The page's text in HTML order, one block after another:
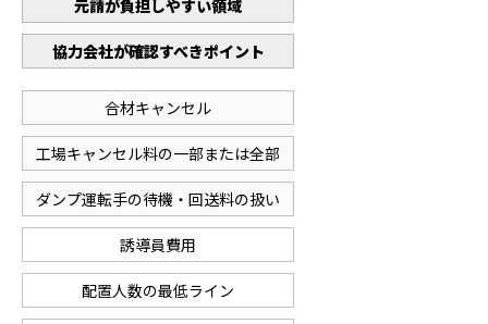
元請が負担しやすい領域
協力会社が確認すべきポイント
合材キャンセル
工場キャンセル料の一部または全部
ダンプ運転手の待機・回送料の扱い
誘導員費用
配置人数の最低ライン